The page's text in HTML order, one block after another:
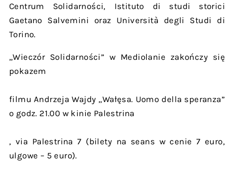
Centrum Solidarności, Istituto di studi storici
Gaetano Salvemini oraz Università degli Studi di
Torino.
„Wieczór Solidarności” w Mediolanie zakończy się
pokazem
filmu Andrzeja Wajdy „Wałęsa. Uomo della speranza”
o godz. 21.00 w kinie Palestrina
, via Palestrina 7 (bilety na seans w cenie 7 euro,
ulgowe – 5 euro).